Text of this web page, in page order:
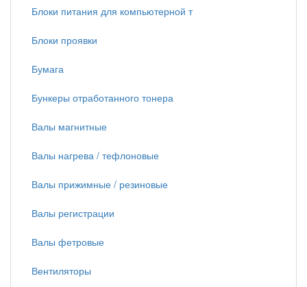
Блоки питания для компьютерной т
Блоки проявки
Бумага
Бункеры отработанного тонера
Валы магнитные
Валы нагрева / тефлоновые
Валы прижимные / резиновые
Валы регистрации
Валы фетровые
Вентиляторы